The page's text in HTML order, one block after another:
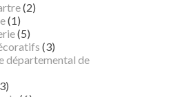
(2)
(1)
(5)
(3)
départemental de